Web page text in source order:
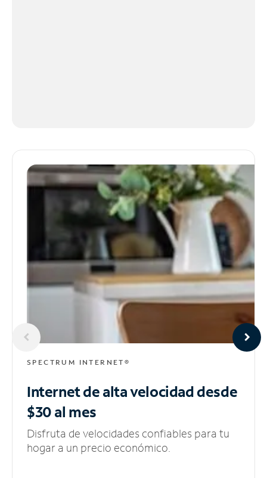
SPECTRUM INTERNET®
Internet de alta velocidaddesde
$30 al mes
Disfruta de velocidades confiables para tu
hogar a un precio económico.